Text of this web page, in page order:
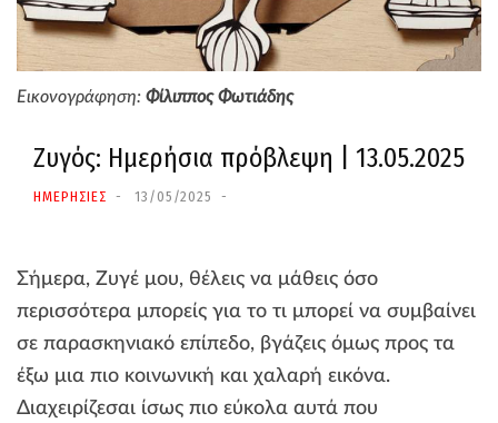
Εικονογράφηση: Φίλιππος Φωτιάδης
Ζυγός: Ημερήσια πρόβλεψη | 13.05.2025
ΗΜΕΡΗΣΙΕΣ 13/05/2025
Σήμερα, Ζυγέ μου, θέλεις να μάθεις όσο
περισσότερα μπορείς για το τι μπορεί να συμβαίνει
σε παρασκηνιακό επίπεδο, βγάζεις όμως προς τα
έξω μια πιο κοινωνική και χαλαρή εικόνα.
Διαχειρίζεσαι ίσως πιο εύκολα αυτά που